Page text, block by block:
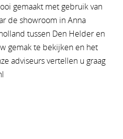
gemaakt met gebruik van
de showroom in Anna
tussen Den Helder en
gemak te bekijken en het
adviseurs vertellen u graag